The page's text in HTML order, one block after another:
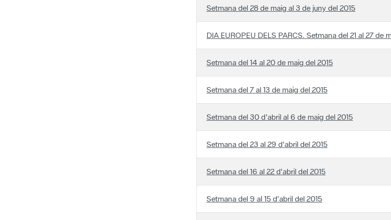
DIA EUROPEU DELS PARCS. Setmana del 21 al 27 de
Setmana del 14 al 20 de maig del 2015
Setmana del 7 al 13 de maig del 2015
Setmana del 30 d'abril al 6 de maig del 2015
Setmana del 23 al 29 d'abril del 2015
Setmana del 16 al 22 d'abril del 2015
Setmana del 9 al 15 d'abril del 2015
Setmana del 2 al 8 d'abril del 2015